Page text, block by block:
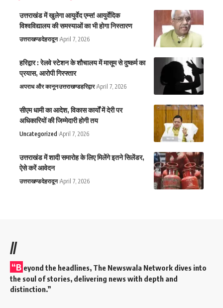
उत्तराखंड में खुलेगा आयुर्वेद एम्स! आयुर्वेदिक
विश्वविद्यालय की समस्याओं का भी होगा निस्तारण
उत्तराखण्डदेहरादून April 7, 2026
हरिद्वार : रेलवे स्टेशन के शौचालय में मासूम से दुष्कर्म का
प्रयास, आरोपी गिरफ्तार
अपराध और कानूनउत्तराखण्डहरिद्वार April 7, 2026
सीएम धामी का आदेश, विकास कार्यों में देरी पर
अधिकारियों की जिम्मेदारी होगी तय
Uncategorized April 7, 2026
उत्तराखंड में शादी समारोह के लिए मिलेंगे इतने सिलेंडर,
ऐसे करें आवेदन
उत्तराखण्डदेहरादून April 7, 2026
//
“B eyond the headlines, The Newswala Network dives into
the soul of stories, delivering news with depth and
distinction.”